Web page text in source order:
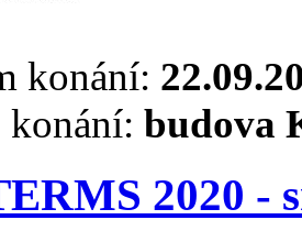
konání:
budova
2020 -